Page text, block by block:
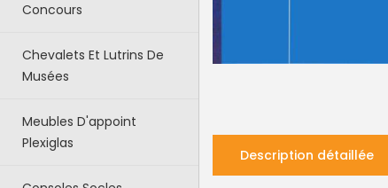
Concours
Chevalets Et Lutrins De
Musées
Meubles D'appoint
Plexiglas
Description détaillée